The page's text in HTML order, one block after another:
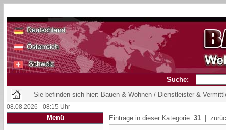
Suche:
Sie befinden sich hier: Bauen & Wohnen / Dienstleister &
08.08.2026 - 08:15 Uhr
Menü Einträge in dieser Kategorie: 31 |